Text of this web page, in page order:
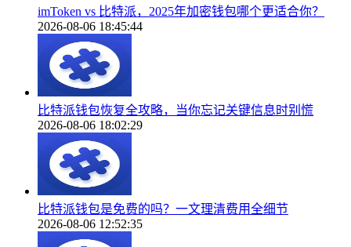
imToken vs 比特派，2025年加密钱包哪个更适合你？
2026-08-06 18:45:44
比特派钱包恢复全攻略，当你忘记关键信息时别慌
2026-08-06 18:02:29
比特派钱包是免费的吗？一文理清费用全细节
2026-08-06 12:52:35